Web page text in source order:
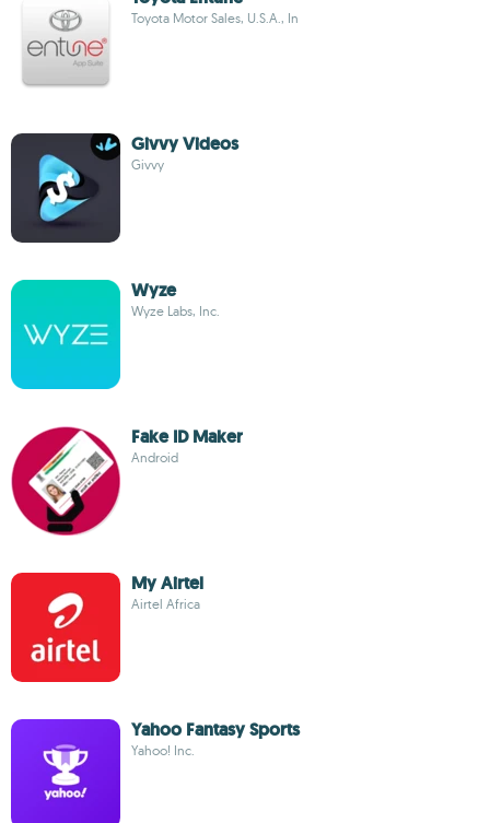
Toyota Motor Sales, U.S.A., In
Givvy Videos
Givvy
Wyze
Wyze Labs, Inc.
Fake ID Maker
Android
My Airtel
Airtel Africa
Yahoo Fantasy Sports
Yahoo! Inc.